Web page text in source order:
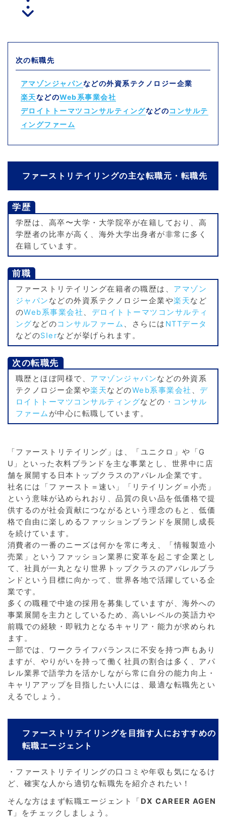
次の転職先
アマゾンジャパンなどの外資系テクノロジー企業
楽天などのWeb系事業会社
デロイトトーマツコンサルティングなどのコンサルテ
ィングファーム
ファーストリテイリングの主な転職元・転職先
学歴
学歴は、高卒〜大学・大学院卒が在籍しており、高
学歴者の比率が高く、海外大学出身者が非常に多く
在籍しています。
前職
ファーストリテイリング在籍者の職歴は、 アマゾン
ジャパン などの外資系テクノロジー企業や楽天など
のWeb系事業会社 、 デロイトトーマツコンサルティ
ングなどのコンサルファーム 、さらには NTTデータ
などのSIerなどが挙げられます。
次の転職先
職歴とほぼ同様で、 アマゾンジャパンなどの外資系
テクノロジー企業や楽天などのWeb系事業会社 、 デ
ロイトトーマツコンサルティングなどの ・コンサル
ファーム が中心に転職しています。
「ファーストリテイリング」は、「ユニクロ」や「G
U」といった衣料ブランドを主な事業とし、世界中に店
舗を展開する日本トップクラスのアパレル企業です。
社名には「ファースト＝速い」「リテイリング＝小売」
という意味が込められおり、品質の良い品を低価格で提
供するのが社会貢献につながるという理念のもと、低価
格で自由に楽しめるファッションブランドを展開し成長
を続けています。
消費者の一番のニーズは何かを常に考え、「情報製造小
売業」というファッション業界に変革を起こす企業とし
て、社員が一丸となり世界トップクラスのアパレルブラ
ンドという目標に向かって、世界各地で活躍している企
業です。
多くの職種で中途の採用を募集していますが、海外への
事業展開を主力としているため、高いレベルの英語力や
前職での経験・即戦力となるキャリア・能力が求められ
ます。
一部では、ワークライフバランスに不安を持つ声もあり
ますが、やりがいを持って働く社員の割合は多く、アパ
レル業界で語学力を活かしながら常に自分の能力向上・
キャリアアップを目指したい人には、最適な転職先とい
えるでしょう。
ファーストリテイリングを目指す人におすすめの
転職エージェント
・ファーストリテイリングの口コミや年収も気になるけ
ど、確実な人から適切な転職先を紹介されたい！
そんな方はまず転職エージェント「 DX CAREER AGEN
T 」をチェックしましょう。